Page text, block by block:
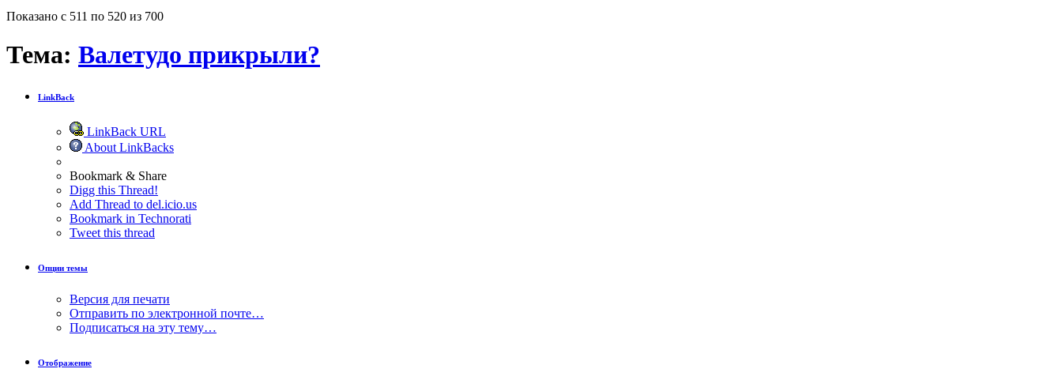
Показано с 511 по 520 из 700
Тема: Валетудо прикрыли?
LinkBack
LinkBack URL
About LinkBacks
Bookmark & Share
Digg this Thread!
Add Thread to del.icio.us
Bookmark in Technorati
Tweet this thread
Опции темы
Версия для печати
Отправить по электронной почте…
Подписаться на эту тему…
Отображение